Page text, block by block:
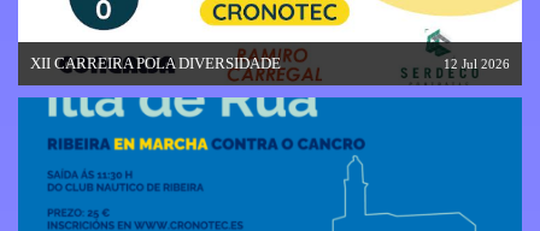
XII CARREIRA POLA DIVERSIDADE 12 Jul 2026